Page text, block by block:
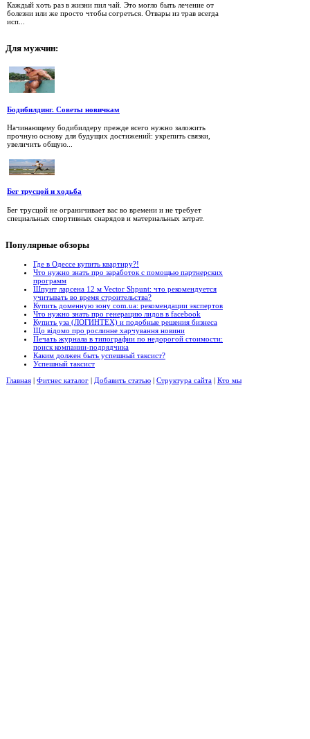
Каждый хоть раз в жизни пил чай. Это могло быть лечение от
болезни или же просто чтобы согреться. Отвары из трав всегда
исп...
Для мужчин:
Бодибилдинг. Советы новичкам
Начинающему бодибилдеру прежде всего нужно заложить
прочную основу для будущих достижений: укрепить связки,
увеличить общую...
Бег трусцой и ходьба
Бег трусцой не ограничивает вас во времени и не требует
специальных спортивных снарядов и материальных затрат.
Популярные обзоры
Где в Одессе купить квартиру?!
Что нужно знать про заработок с помощью партнерских
программ
Шпунт ларсена 12 м Vector Shpunt: что рекомендуется
учитывать во время строительства?
Купить доменную зону com.ua: рекомендации экспертов
Что нужно знать про генерацию лидов в facebook
Купить уза (ЛОГИНТЕХ) и подобные решения бизнеса
Що відомо про рослинне харчування новини
Печать журнала в типографии по недорогой стоимости:
поиск компании-подрядчика
Каким должен быть успешный таксист?
Успешный таксист
Главная | Фитнес каталог | Добавить статью | Структура сайта | Кто мы